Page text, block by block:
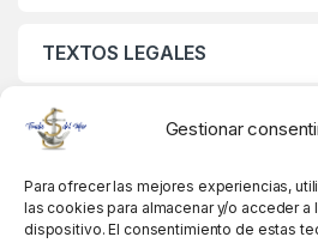
Gestionar
Para ofrecer las mejores experiencias,
las cookies para almacenar y/o acceder a
dispositivo. El consentimiento de estas
TEXTOS LEGALES
MIS DATOS